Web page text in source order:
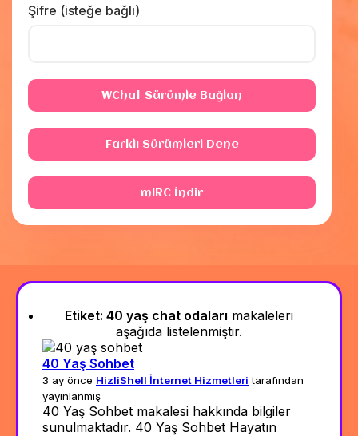
Şifre (isteğe bağlı)
WChat Sürümle Bağlan
Farklı Sürümleri Dene
mIRC İndir
Etiket: 40 yaş chat odaları makaleleri
aşağıda listelenmiştir.
40 Yaş Sohbet
3 ay önce HizliShell İnternet Hizmetleri tarafından
yayınlanmış
40 Yaş Sohbet makalesi hakkında bilgiler
sunulmaktadır. 40 Yaş Sohbet Hayatın